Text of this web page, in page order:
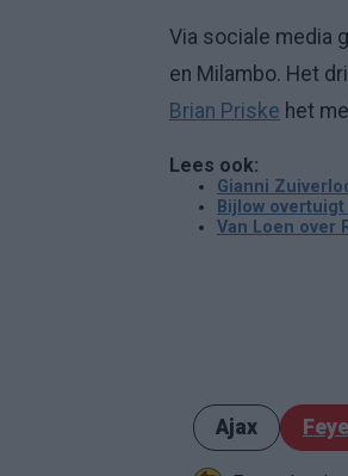
Via sociale media
en Milambo. Het
Brian Priske het
Lees ook:
Gianni
Bijlow
Van Loen over
Ajax